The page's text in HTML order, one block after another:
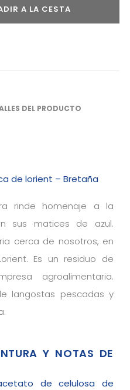
A LA CESTA
DEL PRODUCTO
de lorient – Bretaña
rinde homenaje a la
sus matices de azul.
cerca de nosotros, en
Es un residuo de
agroalimentaria.
langostas pescadas y
Y NOTAS DE
de celulosa de